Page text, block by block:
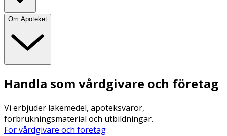
Om Apoteket
Handla som vårdgivare och företag
Vi erbjuder läkemedel, apoteksvaror,
förbrukningsmaterial och utbildningar.
För vårdgivare och företag